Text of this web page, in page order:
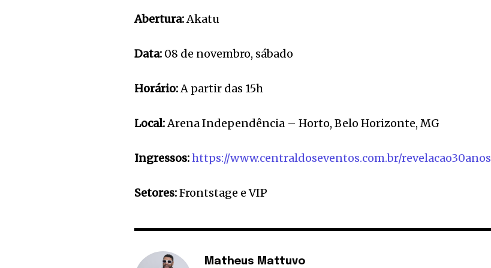
Abertura:Akatu
Data: 08 de novembro, sábado
Horário:A partir das 15h
Local:Arena Independência – Horto, Belo Horizonte, MG
Ingressos:https://www.centraldoseventos.com.br/revelacao30anos
Setores:Frontstage e VIP
Matheus Mattuvo